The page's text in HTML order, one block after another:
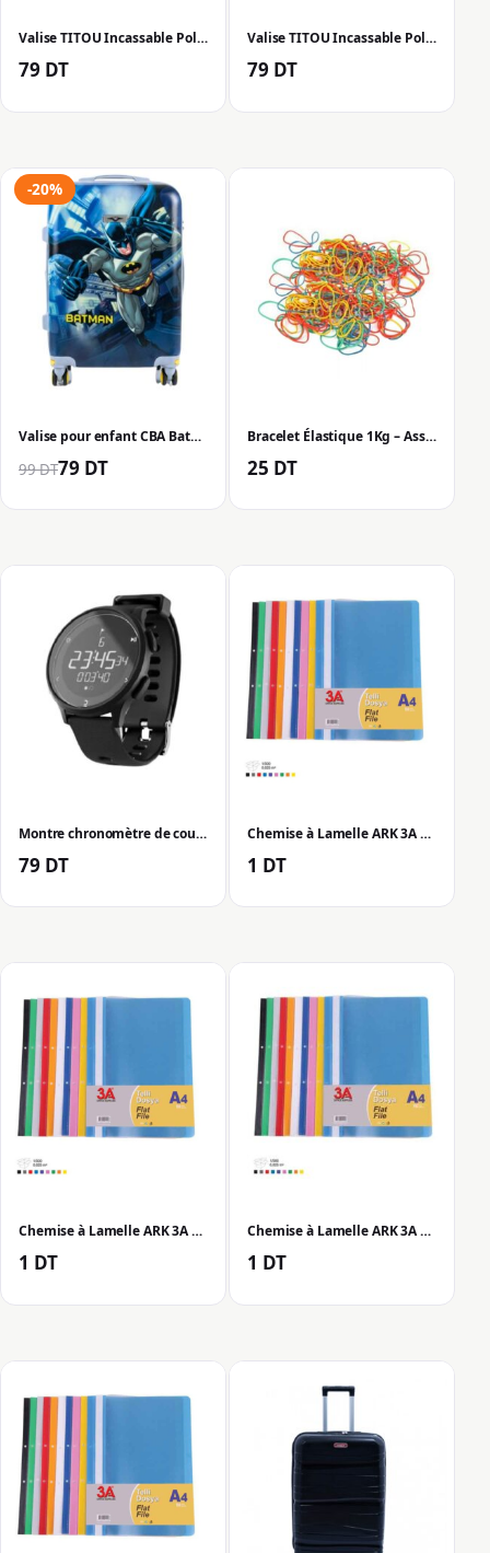
Valise TITOU Incassable Polypropylene Small – Jaune
79 DT
Valise TITOU Incassable Polypropylene Small – Vert D’eau
79 DT
-20%
Valise pour enfant CBA Batman 40 cm
99DT
Le prix initial était : 99 DT.
79 DT
Le prix actuel est : 79 DT.
Bracelet Élastique 1Kg – Assortis
25 DT
Montre chronomètre de course à pied Decathlon W500M – Noir
79 DT
Chemise à Lamelle ARK 3A – Jaune (2058J)
1 DT
Chemise à Lamelle ARK 3A 2056 -Vert
1 DT
Chemise à Lamelle ARK 3A 2056 – Gris
1 DT